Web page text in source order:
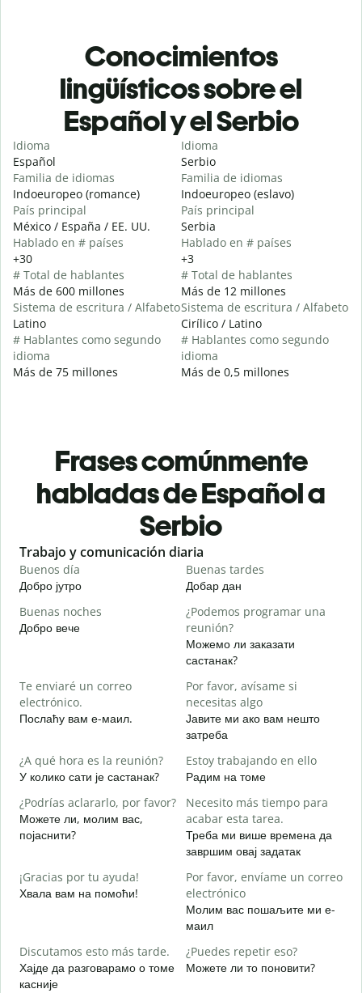
Conocimientos
lingüísticos sobre el
Español y el Serbio
Idioma
Español
Familia de idiomas
Indoeuropeo (romance)
País principal
México / España / EE. UU.
Hablado en # países
+30
# Total de hablantes
Más de 600 millones
Sistema de escritura / Alfabeto
Latino
# Hablantes como segundo
idioma
Más de 75 millones
Idioma
Serbio
Familia de idiomas
Indoeuropeo (eslavo)
País principal
Serbia
Hablado en # países
+3
# Total de hablantes
Más de 12 millones
Sistema de escritura / Alfabeto
Cirílico / Latino
# Hablantes como segundo
idioma
Más de 0,5 millones
Frases comúnmente
habladas de Español a
Serbio
Slide 1 of 6
Trabajo y comunicación diaria
Buenos día
Добро јутро
Buenas tardes
Добар дан
Buenas noches
Добро вече
¿Podemos programar una
reunión?
Можемо ли заказати
састанак?
Te enviaré un correo
electrónico.
Послаћу вам е-маил.
Por favor, avísame si
necesitas algo
Јавите ми ако вам нешто
затреба
¿A qué hora es la reunión?
У колико сати је састанак?
Estoy trabajando en ello
Радим на томе
¿Podrías aclararlo, por favor?
Можете ли, молим вас,
појаснити?
Necesito más tiempo para
acabar esta tarea.
Треба ми више времена да
завршим овај задатак
¡Gracias por tu ayuda!
Хвала вам на помоћи!
Por favor, envíame un correo
electrónico
Молим вас пошаљите ми е-
маил
Discutamos esto más tarde.
Хајде да разговарамо о томе
касније
¿Puedes repetir eso?
Можете ли то поновити?